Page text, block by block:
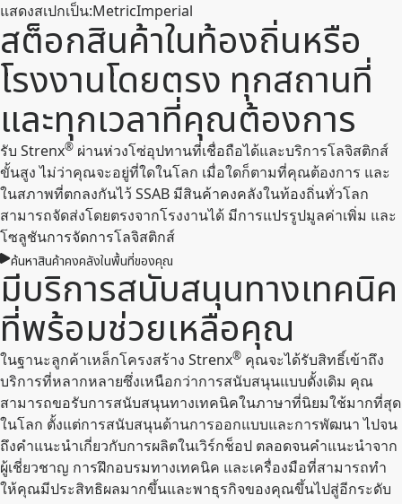
แสดงสเปกเป็น:MetricImperial
สต็อกสินค้าในท้องถิ่นหรือ
โรงงานโดยตรง ทุกสถานที่
และทุกเวลาที่คุณต้องการ
รับ Strenx® ผ่านห่วงโซ่อุปทานที่เชื่อถือได้และบริการโลจิสติกส์
ขั้นสูง ไม่ว่าคุณจะอยู่ที่ใดในโลก เมื่อใดก็ตามที่คุณต้องการ และ
ในสภาพที่ตกลงกันไว้ SSAB มีสินค้าคงคลังในท้องถิ่นทั่วโลก
สามารถจัดส่งโดยตรงจากโรงงานได้ มีการแปรรูปมูลค่าเพิ่ม และ
โซลูชันการจัดการโลจิสติกส์
ค้นหาสินค้าคงคลังในพื้นที่ของคุณ
มีบริการสนับสนุนทางเทคนิค
ที่พร้อมช่วยเหลือคุณ
ในฐานะลูกค้าเหล็กโครงสร้าง Strenx® คุณจะได้รับสิทธิ์เข้าถึง
บริการที่หลากหลายซึ่งเหนือกว่าการสนับสนุนแบบดั้งเดิม คุณ
สามารถขอรับการสนับสนุนทางเทคนิคในภาษาที่นิยมใช้มากที่สุด
ในโลก ตั้งแต่การสนับสนุนด้านการออกแบบและการพัฒนา ไปจน
ถึงคําแนะนําเกี่ยวกับการผลิตในเวิร์กช็อป ตลอดจนคําแนะนําจาก
ผู้เชี่ยวชาญ การฝึกอบรมทางเทคนิค และเครื่องมือที่สามารถทํา
ให้คุณมีประสิทธิผลมากขึ้นและพาธุรกิจของคุณขึ้นไปสู่อีกระดับ